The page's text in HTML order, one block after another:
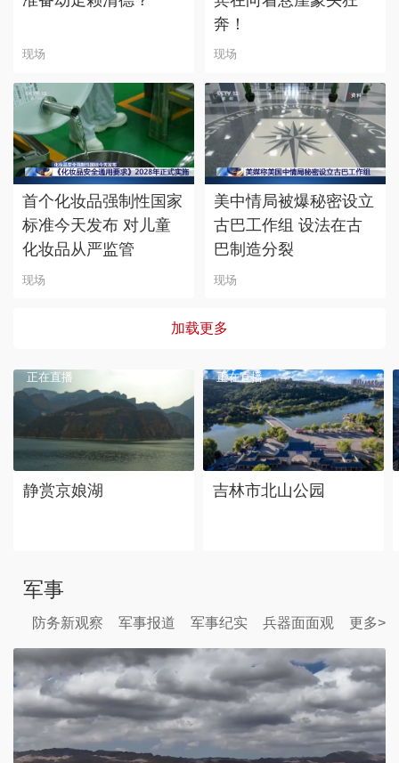
现场
奔！
现场
首个化妆品强制性国家
标准今天发布 对儿童
化妆品从严监管
现场
美中情局被爆秘密设立
古巴工作组 设法在古
巴制造分裂
现场
加载更多
正在直播
静赏京娘湖
正在直播
吉林市北山公园
军事
防务新观察 军事报道 军事纪实 兵器面面观 更多>